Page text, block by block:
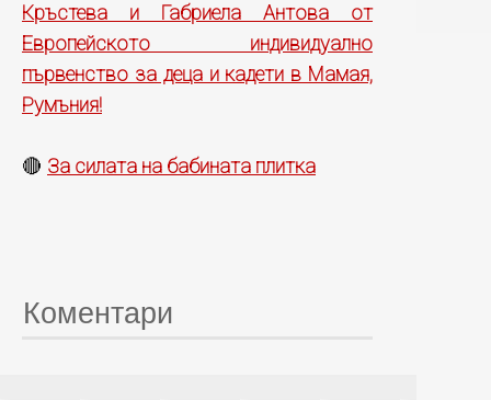
Кръстева и Габриела Антова от
Европейското индивидуално
първенство за деца и кадети в Мамая,
Румъния!
🔴 За силата на бабината плитка
Коментари